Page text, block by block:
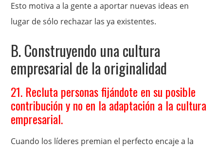
Esto motiva a la gente a aportar nuevas ideas en
lugar de sólo rechazar las ya existentes.
B. Construyendo una cultura
empresarial de la originalidad
21. Recluta personas fijándote en su posible
contribución y no en la adaptación a la cultura
empresarial.
Cuando los líderes premian el perfecto encaje a la